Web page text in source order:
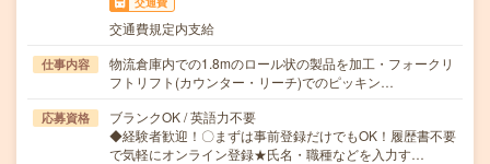
交通費規定内支給
仕事内容
物流倉庫内での1.8mのロール状の製品を加工・フォークリ
フトリフト(カウンター・リーチ)でのピッキン…
応募資格
ブランクOK / 英語力不要
◆経験者歓迎！〇まずは事前登録だけでもOK！履歴書不要
で気軽にオンライン登録★氏名・職種などを入力す…